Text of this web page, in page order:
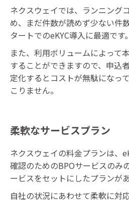
ネクスウェイでは、ランニング
め、まだ件数が読めず少ない件
タートでのeKYC導入に最適です。
また、利用ボリュームによって
することができますので、申込
定化するとコストが無駄になっ
こりません。
柔軟なサービスプラン
ネクスウェイの料金プランは、
確認のためのBPOサービスのみ
ービスをセットにしたプランがあ
自社の状況にあわせて柔軟に対